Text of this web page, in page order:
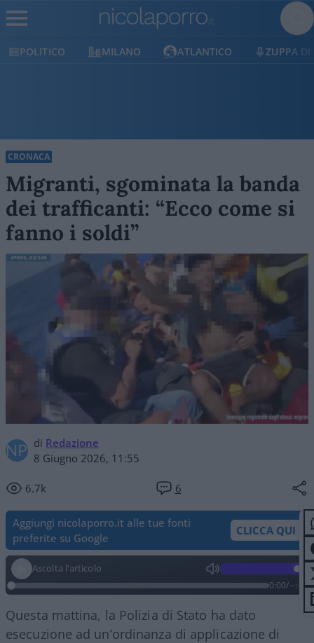
MILANO ATLANTICO ZUPPA DI PORRO
CRONACA
Migranti, sgominata la banda
dei trafficanti: “Ecco come si
fanno i soldi”
di Redazione
8 Giugno 2026, 11:55
6.7k 6
Aggiungi nicolaporro.it alle tue fonti
preferite su Google
CLICCA QUI
Ascolta l'articolo
0:00/--:--
Questa mattina, la Polizia di Stato ha dato
esecuzione ad un’ordinanza di applicazione di